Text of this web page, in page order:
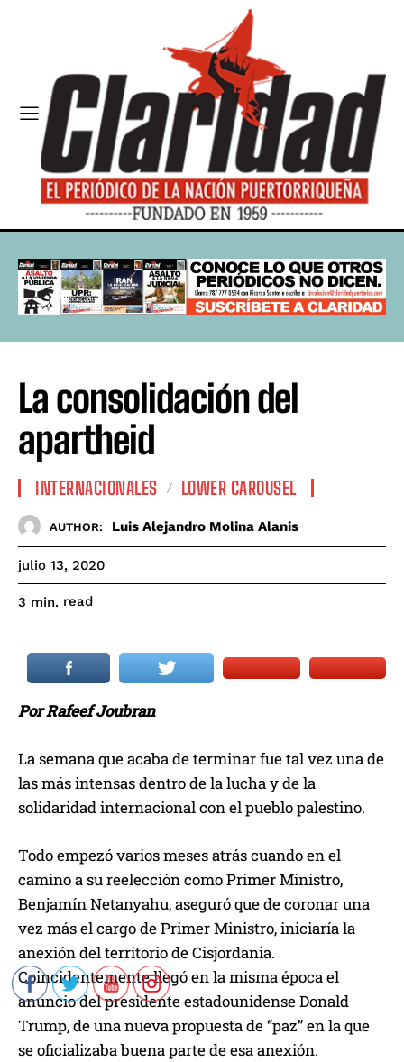
La consolidación del
apartheid
INTERNACIONALES LOWER CAROUSEL
AUTHOR: Luis Alejandro Molina Alanis
julio 13, 2020
3 min. read
Por Rafeef Joubran
La semana que acaba de terminar fue tal vez una de
las más intensas dentro de la lucha y de la
solidaridad internacional con el pueblo palestino.
Todo empezó varios meses atrás cuando en el
camino a su reelección como Primer Ministro,
Benjamín Netanyahu, aseguró que de coronar una
vez más el cargo de Primer Ministro, iniciaría la
anexión del territorio de Cisjordania.
Coincidentemente llegó en la misma época el
anuncio del presidente estadounidense Donald
Trump, de una nueva propuesta de “paz” en la que
se oficializaba buena parte de esa anexión.